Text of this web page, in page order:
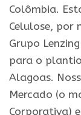
Colômbia.
Celulose, por
Grupo Lenzing
para o
Alagoas.
Mercado (o
Corporativa) e